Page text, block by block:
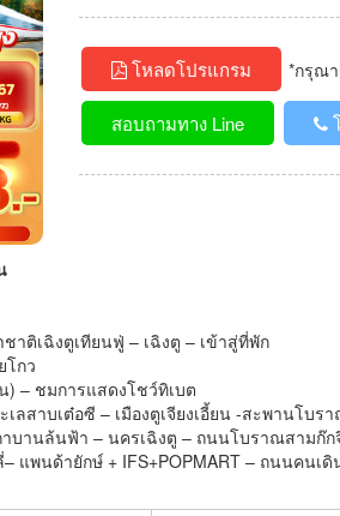
โหลดโปรแกรม *กรุณา
สอบถามทาง Line
ติเฉิงตูเทียนฟู่ – เฉิงตู – เข้าสู่ที่พัก
โกว
) – ชมการแสดงโชว์ทิเบต
สาบเต๋อซี – เมืองตูเจียงเอี้ยน -สะพานโบร
าบานล้นฟ้า – นครเฉิงตู – ถนนโบราณสามก๊
แพนด้ายักษ์ + IFS+POPMART – ถนนคน